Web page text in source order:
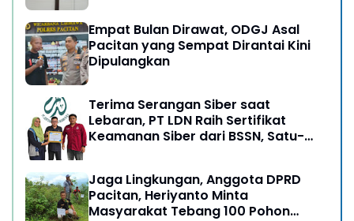
Empat Bulan Dirawat, ODGJ Asal
Pacitan yang Sempat Dirantai Kini
Dipulangkan
Terima Serangan Siber saat
Lebaran, PT LDN Raih Sertifikat
Keamanan Siber dari BSSN, Satu-
Jaga Lingkungan, Anggota DPRD
Pacitan, Heriyanto Minta
Masyarakat Tebang 100 Pohon